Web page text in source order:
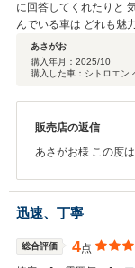
に回答してくれたりと
んでいる車は どれも魅
ービスにも期待してい
あさがお
購入年月： 2025/10
購入した車：シトロエン
販売店の返信
あさがお様 この度
迅速、丁寧
総合評価 4点